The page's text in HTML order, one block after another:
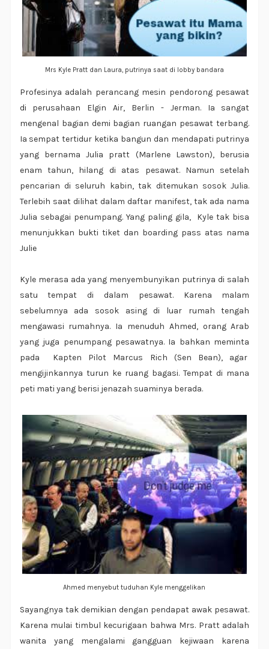
Mrs Kyle Pratt dan Laura, putrinya saat di lobby bandara
Profesinya adalah perancang mesin pendorong pesawat
di perusahaan Elgin Air, Berlin - Jerman. Ia sangat
mengenal bagian demi bagian ruangan pesawat terbang.
Ia sempat tertidur ketika bangun dan mendapati putrinya
yang bernama Julia pratt (Marlene Lawston), berusia
enam tahun, hilang di atas pesawat. Namun setelah
pencarian di seluruh kabin, tak ditemukan sosok Julia.
Terlebih saat dilihat dalam daftar manifest, tak ada nama
Julia sebagai penumpang. Yang paling gila, Kyle tak bisa
menunjukkan bukti tiket dan boarding pass atas nama
Julie
Kyle merasa ada yang menyembunyikan putrinya di salah
satu tempat di dalam pesawat. Karena malam
sebelumnya ada sosok asing di luar rumah tengah
mengawasi rumahnya. Ia menuduh Ahmed, orang Arab
yang juga penumpang pesawatnya. Ia bahkan meminta
pada Kapten Pilot Marcus Rich (Sen Bean), agar
mengijinkannya turun ke ruang bagasi. Tempat di mana
peti mati yang berisi jenazah suaminya berada.
Ahmed menyebut tuduhan Kyle menggelikan
Sayangnya tak demikian dengan pendapat awak pesawat.
Karena mulai timbul kecurigaan bahwa Mrs. Pratt adalah
wanita yang mengalami gangguan kejiwaan karena